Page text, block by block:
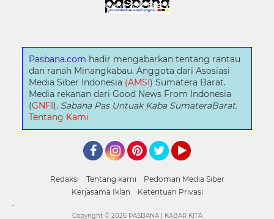
Pasbana.com hadir mengabarkan tentang rantau
dan ranah Minangkabau. Anggota dari Asosiasi
Media Siber Indonesia (AMSI) Sumatera Barat.
Media rekanan dari Good News From Indonesia
(GNFI). Sabana Pas Untuak Kaba SumateraBarat.
Tentang Kami
Redaksi Tentang kami
Pedoman Media Siber
Kerjasama Iklan
Ketentuan Privasi
-
Copyright © 2026 PASBANA | KABAR KITA